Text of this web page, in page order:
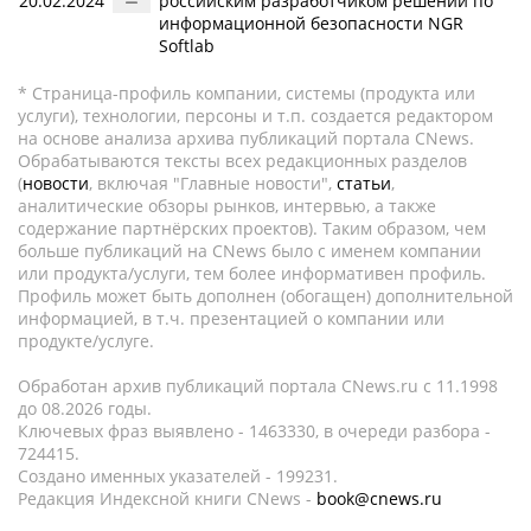
информационной безопасности NGR
Softlab
* Страница-профиль компании, системы (продукта или
услуги), технологии, персоны и т.п. создается редактором
на основе анализа архива публикаций портала CNews.
Обрабатываются тексты всех редакционных разделов
(новости, включая "Главные новости", статьи,
аналитические обзоры рынков, интервью, а также
содержание партнёрских проектов). Таким образом, чем
больше публикаций на CNews было с именем компании
или продукта/услуги, тем более информативен профиль.
Профиль может быть дополнен (обогащен) дополнительной
информацией, в т.ч. презентацией о компании или
продукте/услуге.
Обработан архив публикаций портала CNews.ru c 11.1998
до 08.2026 годы.
Ключевых фраз выявлено - 1463330, в очереди разбора -
724415.
Создано именных указателей - 199231.
Редакция Индексной книги CNews - book@cnews.ru